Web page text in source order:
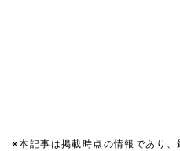
※本記事は掲載時点の情報であり